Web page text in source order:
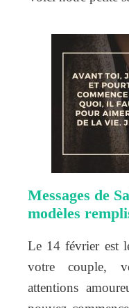
Messages de
modèles
Le 14 février est
votre couple,
attentions